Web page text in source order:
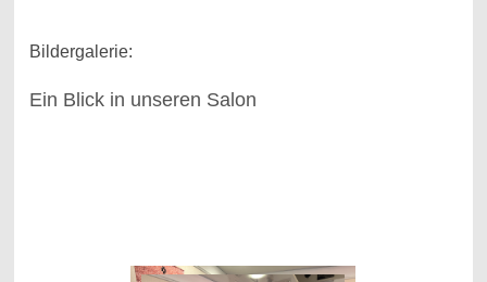
Bildergalerie:
Ein Blick in unseren Salon